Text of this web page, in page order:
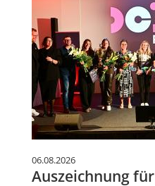
06.08.2026
Auszeichnung